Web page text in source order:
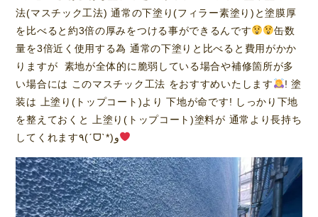
法(マスチック工法) 通常の下塗り(フィラー素塗り)と塗膜厚
を比べると約3倍の厚みをつける事ができるんです
缶数
量を3倍近く使用する為 通常の下塗りと比べると費用がかか
りますが 素地が全体的に脆弱している場合や補修箇所が多
い場合には このマスチック工法 をおすすめいたします
! 塗
装は 上塗り(トップコート)より 下地が命です! しっかり下地
を整えておくと 上塗り(トップコート)塗料が 通常より長持ち
してくれます٩(ˊᗜˋ*)و